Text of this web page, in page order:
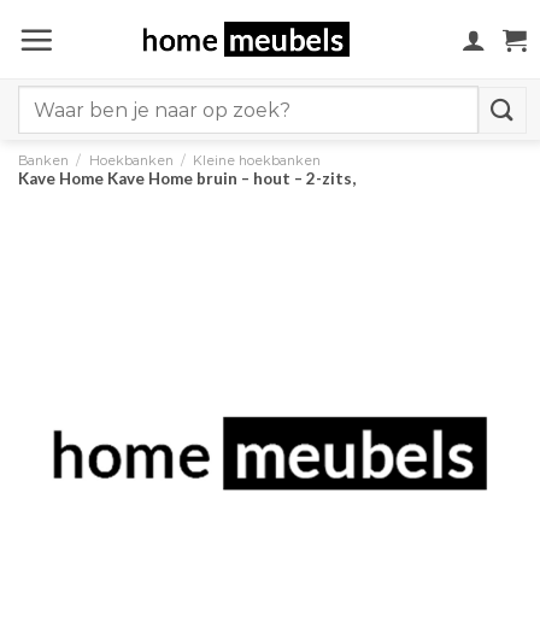
naar
for:
Banken / Hoekbanken / Kleine hoekbanken
Kave Home Kave Home bruin – hout – 2-zits,